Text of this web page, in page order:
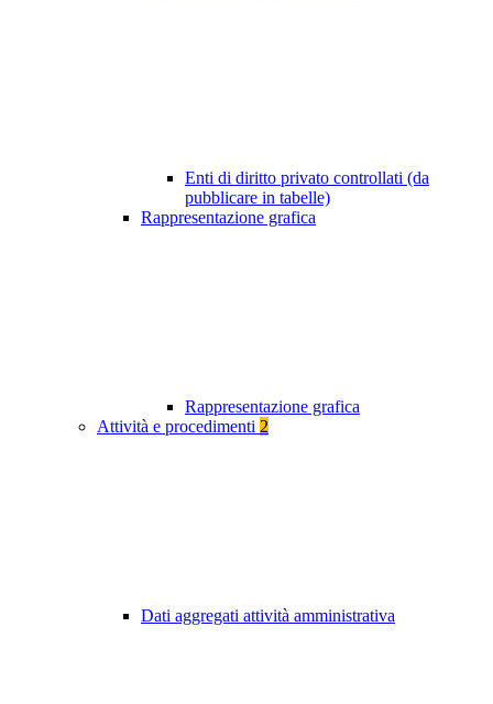
Enti di diritto privato controllati (da
pubblicare in tabelle)
Rappresentazione grafica
Rappresentazione grafica
Attività e procedimenti 2
Dati aggregati attività amministrativa